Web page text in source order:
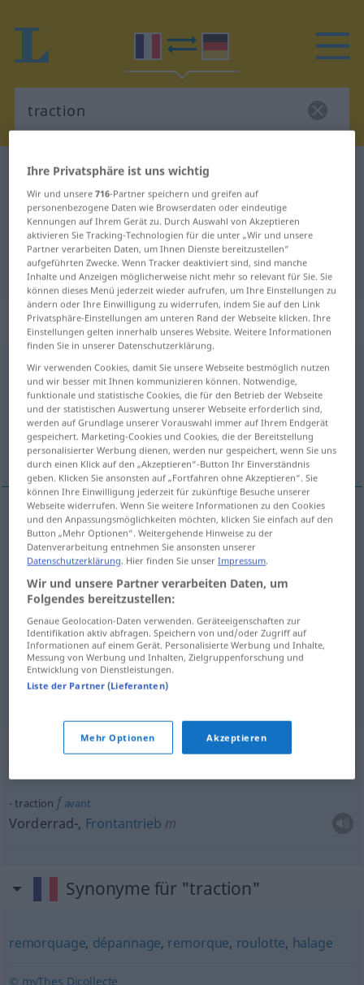
Französisch-Deutsch Wörterbuch
Französisch-Deutsch Übersetzung
für "traction"
"traction" Deutsch Übersetzung
„traction“: féminin
traction [tʀaksjõ]f
Übersicht aller Übersetzungen
(Für mehr Details die Übersetzung anklicken/antippen)
Ziehen, Antrieb Klimmzug, Liegestütz
Ziehenn traction TECH
Antriebm traction
Klimmzugm traction SPORT suspendu
Liegestützm traction(≈ pompe)
Beispielsätze für "traction"
traction f avant
Vorderrad-, Frontantrieb m
Synonyme für "traction"
remorquage, dépannage, remorque, roulotte, halage
© myThes Dicollecte
Ihre Privatsphäre ist uns wichtig
Wir und unsere716-Partner speichern und greifen auf
personenbezogene Daten wie Browserdaten oder eindeutige
Kennungen auf Ihrem Gerät zu. Durch Auswahl von Akzeptieren
aktivieren Sie Tracking-Technologien für die unter „Wir und unsere
Partner verarbeiten Daten, um Ihnen Dienste bereitzustellen“
aufgeführten Zwecke. Wenn Tracker deaktiviert sind, sind manche
Inhalte und Anzeigen möglicherweise nicht mehr so relevant für Sie. Sie
können dieses Menü jederzeit wieder aufrufen, um Ihre Einstellungen zu
ändern oder Ihre Einwilligung zu widerrufen, indem Sie auf den Link
Privatsphäre-Einstellungen am unteren Rand der Webseite klicken. Ihre
Einstellungen gelten innerhalb unseres Website. Weitere Informationen
finden Sie in unserer Datenschutzerklärung.
Wir verwenden Cookies, damit Sie unsere Webseite bestmöglich nutzen
und wir besser mit Ihnen kommunizieren können. Notwendige,
funktionale und statistische Cookies, die für den Betrieb der Webseite
und der statistischen Auswertung unserer Webseite erforderlich sind,
werden auf Grundlage unserer Vorauswahl immer auf Ihrem Endgerät
gespeichert. Marketing-Cookies und Cookies, die der Bereitstellung
personalisierter Werbung dienen, werden nur gespeichert, wenn Sie uns
durch einen Klick auf den „Akzeptieren“-Button Ihr Einverständnis
geben. Klicken Sie ansonsten auf „Fortfahren ohne Akzeptieren“. Sie
können Ihre Einwilligung jederzeit für zukünftige Besuche unserer
Webseite widerrufen. Wenn Sie weitere Informationen zu den Cookies
und den Anpassungsmöglichkeiten möchten, klicken Sie einfach auf den
Button „Mehr Optionen“. Weitergehende Hinweise zu der
Datenverarbeitung entnehmen Sie ansonsten unserer
Datenschutzerklärung. Hier finden Sie unserImpressum.
Wir und unsere Partner verarbeiten Daten, um
Folgendes bereitzustellen:
Genaue Geolocation-Daten verwenden. Geräteeigenschaften zur
Identifikation aktiv abfragen. Speichern von und/oder Zugriff auf
Informationen auf einem Gerät. Personalisierte Werbung und Inhalte,
Messung von Werbung und Inhalten, Zielgruppenforschung und
Entwicklung von Dienstleistungen.
Liste der Partner (Lieferanten)
Mehr Optionen Akzeptieren